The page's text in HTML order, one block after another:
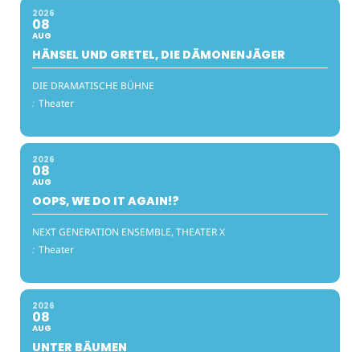
2026
08
AUG
HÄNSEL UND GRETEL, DIE DÄMONENJÄGER
DIE DRAMATISCHE BÜHNE
: Theater
2026
08
AUG
OOPS, WE DO IT AGAIN!?
NEXT GENERATION ENSEMBLE, THEATER X
: Theater
2026
08
AUG
UNTER BÄUMEN